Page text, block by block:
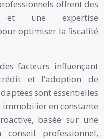
offrent des
et une expertise
optimiser la fiscalité
facteurs influençant
et l’adoption de
sont essentielles
immobilier en constante
basée sur une
professionnel,